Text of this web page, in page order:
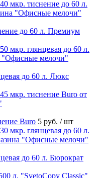
до 60 л. Премиум
до 60 л. Люкс
Buro 5 руб. / шт
до 60 л. Бюрократ